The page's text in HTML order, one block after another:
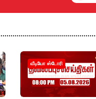
வீடியோ ஸ்டோரி